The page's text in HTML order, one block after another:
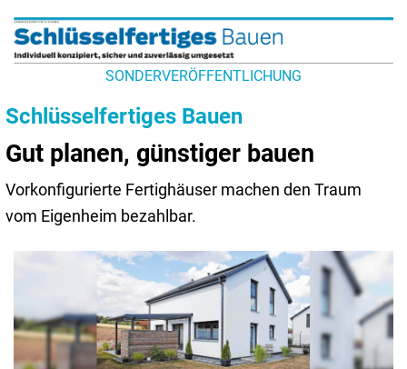
SONDERVERÖFFENTLICHUNG
Schlüsselfertiges Bauen
Gut planen, günstiger bauen
Vorkonfigurierte Fertighäuser machen den Traum
vom Eigenheim bezahlbar.